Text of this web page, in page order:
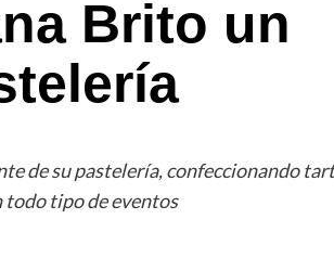
Brito un
de su pastelería, confeccionando
todo tipo de eventos